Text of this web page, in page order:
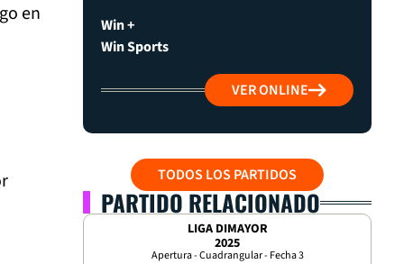
en
Win +
Win Sports
VER ONLINE
TODOS LOS PARTIDOS
PARTIDO RELACIONADO
LIGA DIMAYOR
2025
Apertura - Cuadrangular - Fecha 3